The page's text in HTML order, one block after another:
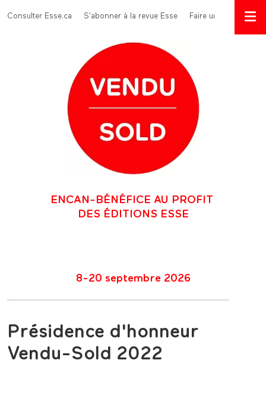
Menu Top
Consulter Esse.ca S'abonner à la revue Esse Faire un don
ENCAN-BÉNÉFICE AU PROFIT
DES ÉDITIONS ESSE
8-20 septembre 2026
Présidence d'honneur
Vendu-Sold 2022